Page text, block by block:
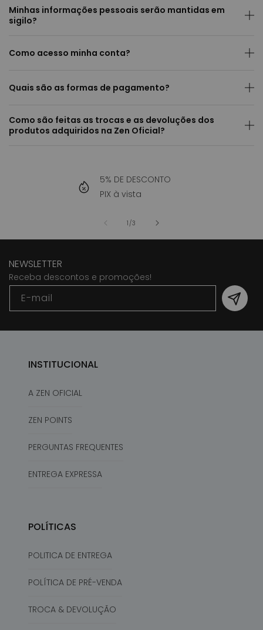
Minhas informações pessoais serão mantidas em
sigilo?
Como acesso minha conta?
Quais são as formas de pagamento?
Como são feitas as trocas e as devoluções dos
produtos adquiridos na Zen Oficial?
5% DE DESCONTO
PIX à vista
1 /de
3
NEWSLETTER
Receba descontos e promoções!
E-mail
INSTITUCIONAL
A ZEN OFICIAL
ZEN POINTS
PERGUNTAS FREQUENTES
ENTREGA EXPRESSA
POLÍTICAS
POLITICA DE ENTREGA
POLÍTICA DE PRÉ-VENDA
TROCA & DEVOLUÇÃO